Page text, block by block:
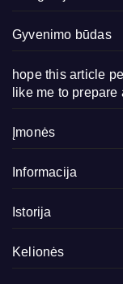
Gyvenimo būdas
hope this article
like me to
Įmonės
Informacija
Istorija
Kelionės